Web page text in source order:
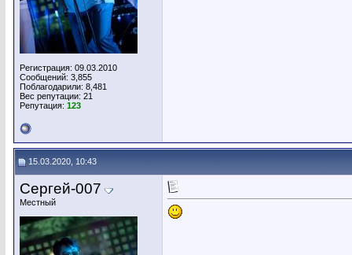
Регистрация: 09.03.2010
Сообщений: 3,855
Поблагодарили: 8,481
Вес репутации: 21
Репутация: 123
15.03.2020, 10:43
Сергей-007
Местный